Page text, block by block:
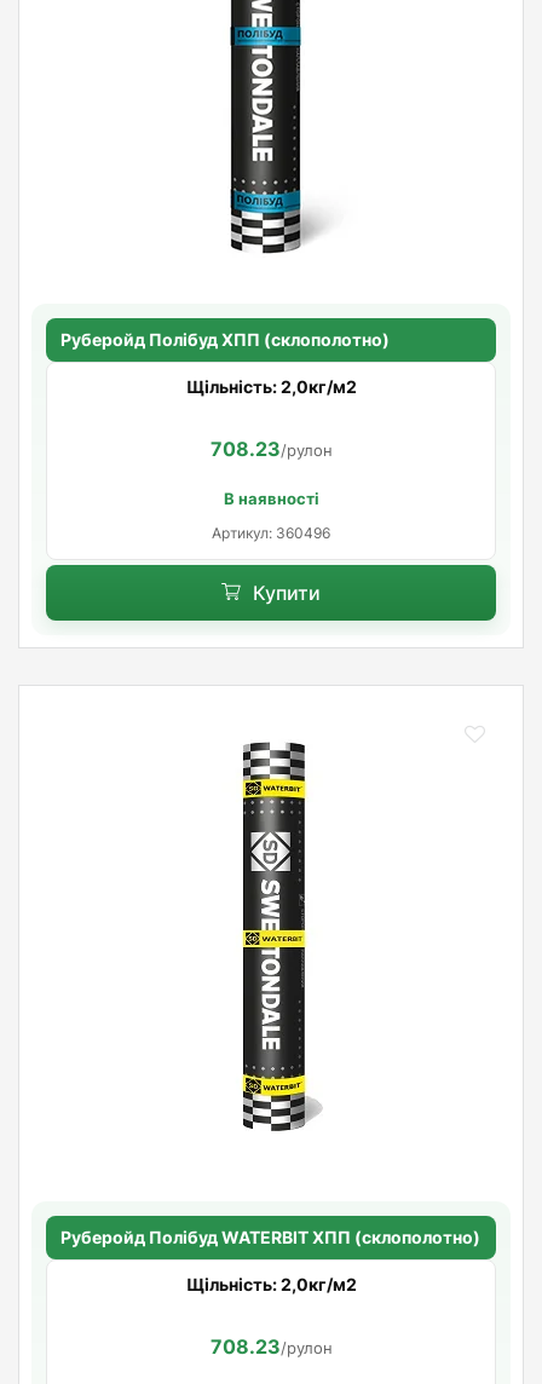
Руберойд Полiбуд ХПП (склополотно)
Щільність: 2,0кг/м2
708.23/рулон
В наявності
Артикул: 360496
Купити
Руберойд Полiбуд WATERBIT ХПП (склополотно)
Щільність: 2,0кг/м2
708.23/рулон